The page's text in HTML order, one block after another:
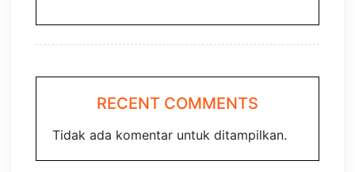
RECENT COMMENTS
Tidak ada komentar untuk ditampilkan.